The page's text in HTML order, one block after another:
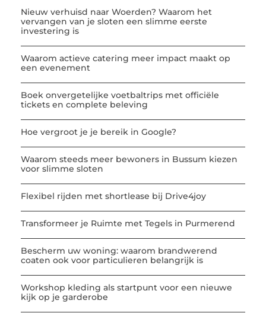
Nieuw verhuisd naar Woerden? Waarom het
vervangen van je sloten een slimme eerste
investering is
Waarom actieve catering meer impact maakt op
een evenement
Boek onvergetelijke voetbaltrips met officiële
tickets en complete beleving
Hoe vergroot je je bereik in Google?
Waarom steeds meer bewoners in Bussum kiezen
voor slimme sloten
Flexibel rijden met shortlease bij Drive4joy
Transformeer je Ruimte met Tegels in Purmerend
Bescherm uw woning: waarom brandwerend
coaten ook voor particulieren belangrijk is
Workshop kleding als startpunt voor een nieuwe
kijk op je garderobe